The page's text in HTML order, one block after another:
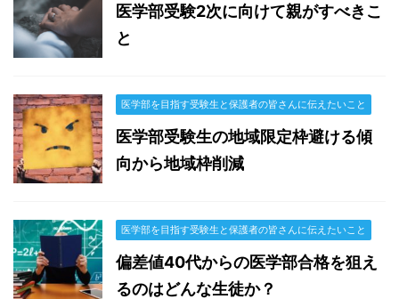
医学部受験2次に向けて親がすべきこ
と
医学部を目指す受験生と保護者の皆さんに伝えたいこと
医学部受験生の地域限定枠避ける傾
向から地域枠削減
医学部を目指す受験生と保護者の皆さんに伝えたいこと
偏差値40代からの医学部合格を狙え
るのはどんな生徒か？